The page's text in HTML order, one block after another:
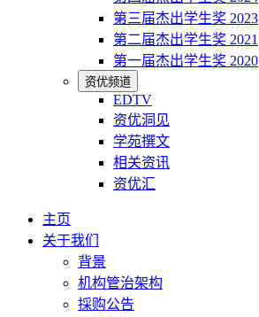
第三届杰出学生奖 2023
第二届杰出学生奖 2021
第一届杰出学生奖 2020
资优频道
EDTV
资优洞见
学苑撰文
相关资讯
资优汇
主页
关于我们
背景
机构管治架构
採购公告